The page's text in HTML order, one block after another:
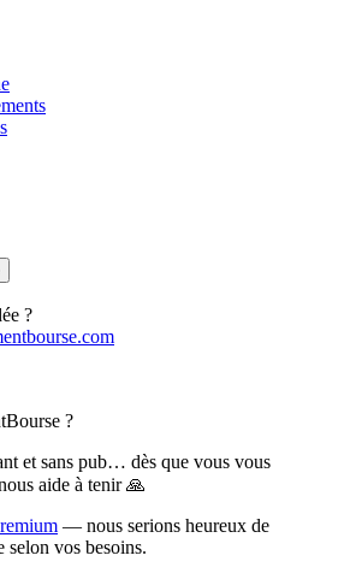
?
?
et sans pub… dès que vous vous
aide à tenir 🙏
— nous serions heureux de
selon vos besoins.